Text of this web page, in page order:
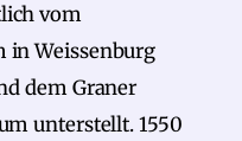
vom
in Weissenburg
dem Graner
unterstellt. 1550